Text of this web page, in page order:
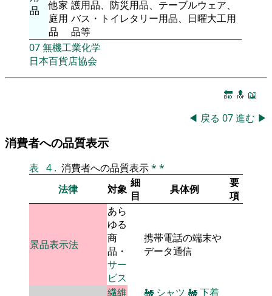
品
他家
庭用
品
護用品、防災用品、テーブルウェア、
バス・トイレタリー用品、日曜大工用
品等
07無機工業化学
日本百貨店協会
🔚 🔝 📖
◀ 戻る 07進む ▶
消費者への品質表示
表 4 . 消費者への品質表示* *
法律
対象 細
目
具体例
要
項
景品表示法
あら
ゆる
商
品・
サー
ビス
携帯電話の端末や
データ通信
繊維
🚂 シャツ 🚂下着